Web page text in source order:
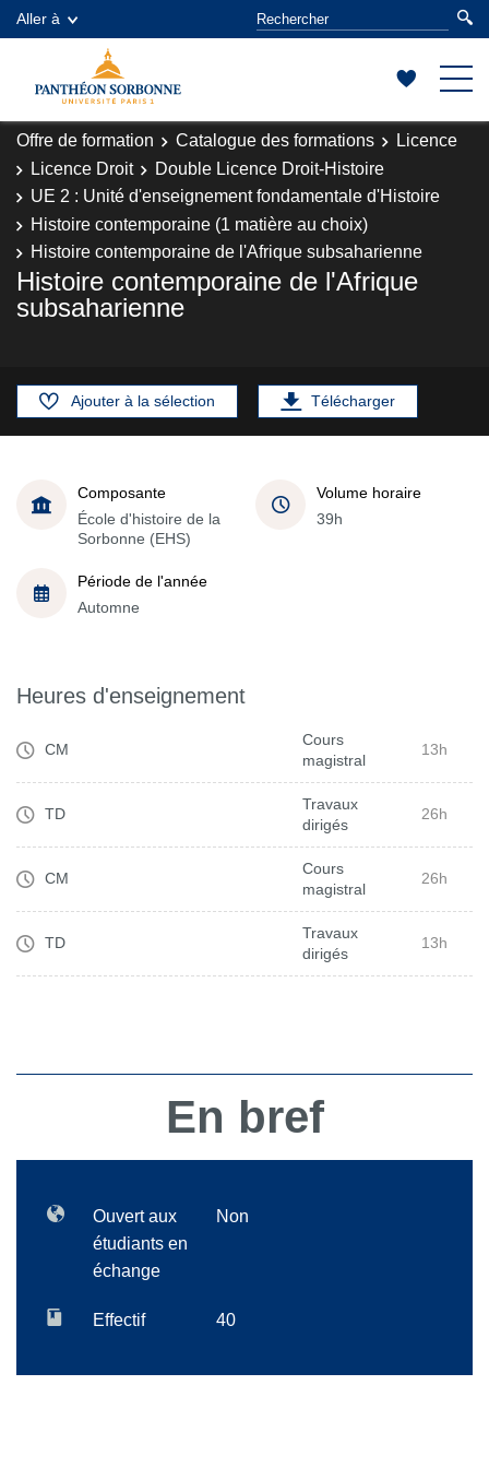
Aller à
Offre de formation Catalogue des formations
Licence
Licence Droit
Double Licence Droit-Histoire
UE 2 : Unité d'enseignement fondamentale d'Histoire
Histoire contemporaine (1 matière au choix)
Histoire contemporaine de l'Afrique subsaharienne
Histoire contemporaine de l'Afrique
subsaharienne
Ajouter à la sélection Télécharger
Composante
École d'histoire de la
Sorbonne (EHS)
Volume horaire
39h
Période de l'année
Automne
Heures d'enseignement
CM
Cours
magistral
13h
TD
Travaux
dirigés
26h
CM
Cours
magistral
26h
TD
Travaux
dirigés
13h
En bref
Ouvert aux
étudiants en
échange
Non
Effectif 40